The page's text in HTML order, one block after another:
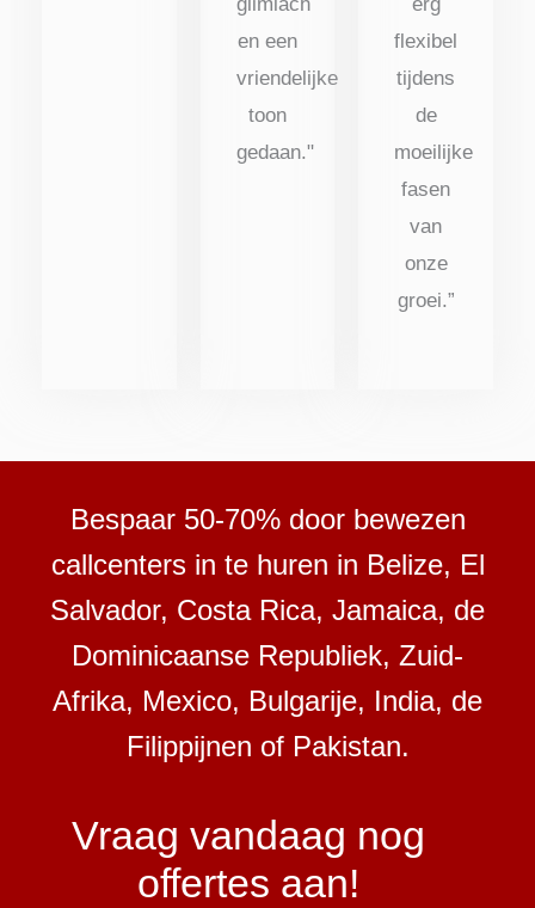
en een
vriendelijke
toon
gedaan."
flexibel
tijdens
de
moeilijke
fasen
van
onze
groei.”
Bespaar 50-70% door bewezen
callcenters in te huren in Belize, El
Salvador, Costa Rica, Jamaica, de
Dominicaanse Republiek, Zuid-
Afrika, Mexico, Bulgarije, India, de
Filippijnen of Pakistan.
Vraag vandaag nog
offertes aan!